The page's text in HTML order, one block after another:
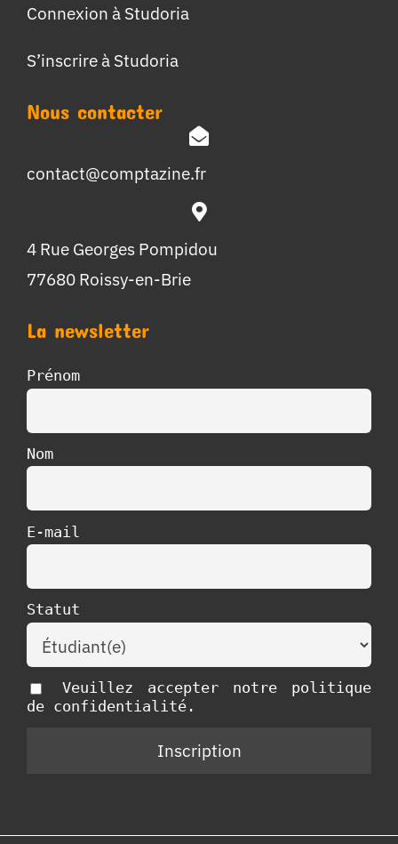
Connexion à Studoria
S’inscrire à Studoria
Nous contacter
contact@comptazine.fr
4 Rue Georges Pompidou
77680 Roissy-en-Brie
La newsletter
Prénom
Nom
E-mail
Statut
Veuillez accepter notre politique
de confidentialité.